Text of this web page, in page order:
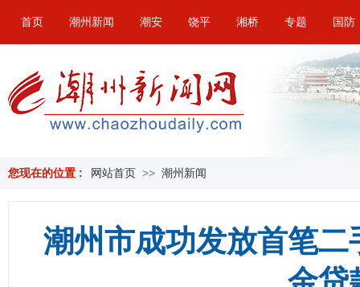
首页 潮州新闻 潮安 饶平 湘桥 专题 国防
您现在的位置 : 网站首页 >> 潮州新闻
潮州市成功发放首笔二